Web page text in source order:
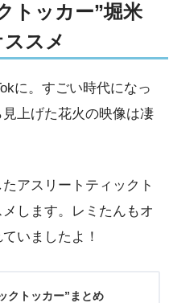
トッカー”堀米
スメ
に。すごい時代になっ
上げた花火の映像は凄
アスリートティックト
します。レミたんもオ
いましたよ！
クトッカー”まとめ